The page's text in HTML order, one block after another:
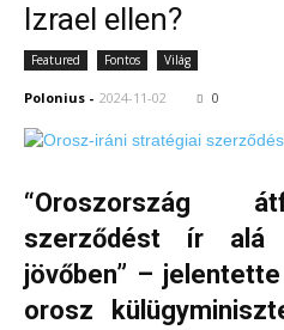
Izrael ellen?
Featured Fontos Világ
Polonius - 2024-11-02 0
“Oroszország
szerződést ír alá
jövőben” –
orosz